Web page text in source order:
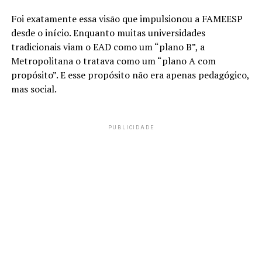
Foi exatamente essa visão que impulsionou a FAMEESP
desde o início. Enquanto muitas universidades
tradicionais viam o EAD como um “plano B”, a
Metropolitana o tratava como um “plano A com
propósito”. E esse propósito não era apenas pedagógico,
mas social.
PUBLICIDADE